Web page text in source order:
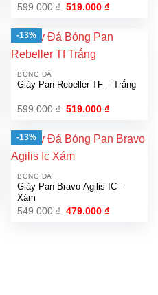
599.000₫ Giá
599.000 ₫.
519.000₫Giá
là:
519.000 ₫.
-13%
BÓNG ĐÁ
Giày Pan Rebeller TF – Trắng
599.000₫ Giá
599.000 ₫.
519.000₫Giá
là:
519.000 ₫.
-13%
BÓNG ĐÁ
Giày Pan Bravo Agilis IC –
Xám
549.000₫ Giá
479.000₫Giá